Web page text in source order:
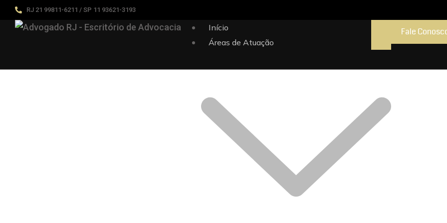
RJ 21 99811-6211 / SP 11 93621-3193
Início
Áreas de Atuação
Fale